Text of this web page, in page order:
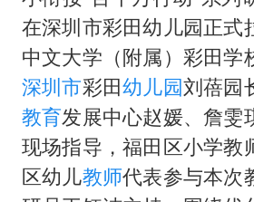
全民健身
老挝国会
在深圳市彩田幼儿园正式
中文大学（附属）彩田学
深圳市彩田幼儿园刘蓓园
教育发展中心赵媛、詹雯
现场指导，福田区小学教
区幼儿教师代表参与本次